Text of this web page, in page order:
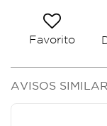
Favorito
AVISOS